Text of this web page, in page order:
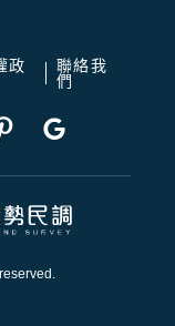
政
聯絡我
們